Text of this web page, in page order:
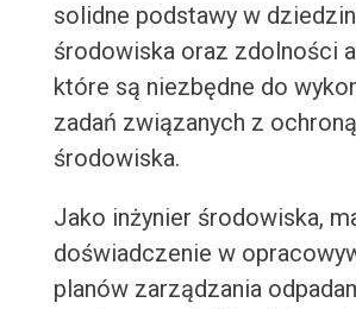
solidne podstawy w
środowiska oraz zdolności
które są niezbędne do
zadań związanych z ochroną
środowiska.
Jako inżynier środowiska,
doświadczenie w
planów zarządzania